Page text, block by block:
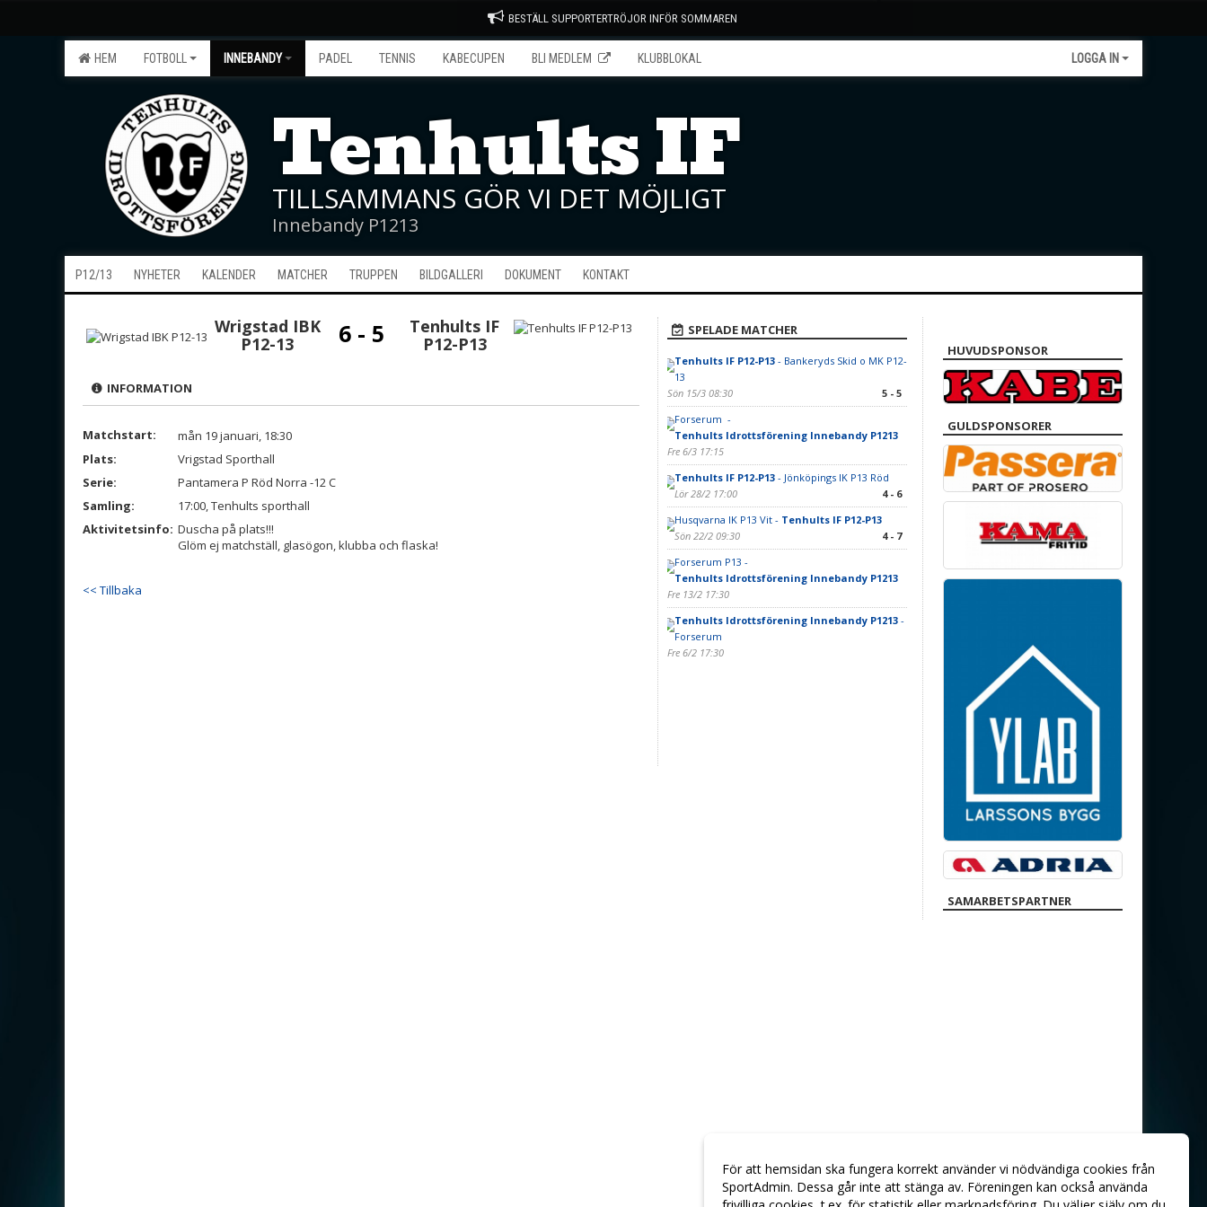
BESTÄLL SUPPORTERTRÖJOR INFÖR SOMMAREN
HEM FOTBOLL INNEBANDY PADEL TENNIS KABECUPEN BLI MEDLEM KLUBBLOKAL LOGGA IN
Tenhults IF
TILLSAMMANS GÖR VI DET MÖJLIGT
Innebandy P1213
P12/13 NYHETER KALENDER MATCHER TRUPPEN BILDGALLERI DOKUMENT KONTAKT
Wrigstad IBK
P12-13
6 - 5
Tenhults IF
P12-P13
INFORMATION
Matchstart:
mån 19 januari, 18:30
Plats:
Vrigstad Sporthall
Serie:
Pantamera P Röd Norra -12 C
Samling:
17:00, Tenhults sporthall
Aktivitetsinfo: Duscha på plats!!!
Glöm ej matchställ, glasögon, klubba och flaska!
<< Tillbaka
SPELADE MATCHER
Tenhults IF P12-P13- Bankeryds Skid o MK P12-
13
Sön 15/3 08:30
5 - 5
Forserum -
Tenhults Idrottsförening Innebandy P1213
Fre 6/3 17:15
Tenhults IF P12-P13- Jönköpings IK P13 Röd
Lör 28/2 17:00
4 - 6
Husqvarna IK P13 Vit - Tenhults IF P12-P13
Sön 22/2 09:30
4 - 7
Forserum P13 -
Tenhults Idrottsförening Innebandy P1213
Fre 13/2 17:30
Tenhults Idrottsförening Innebandy P1213-
Forserum
Fre 6/2 17:30
HUVUDSPONSOR
GULDSPONSORER
SAMARBETSPARTNER
För att hemsidan ska fungera korrekt använder vi nödvändiga cookies från
SportAdmin. Dessa går inte att stänga av. Föreningen kan också använda